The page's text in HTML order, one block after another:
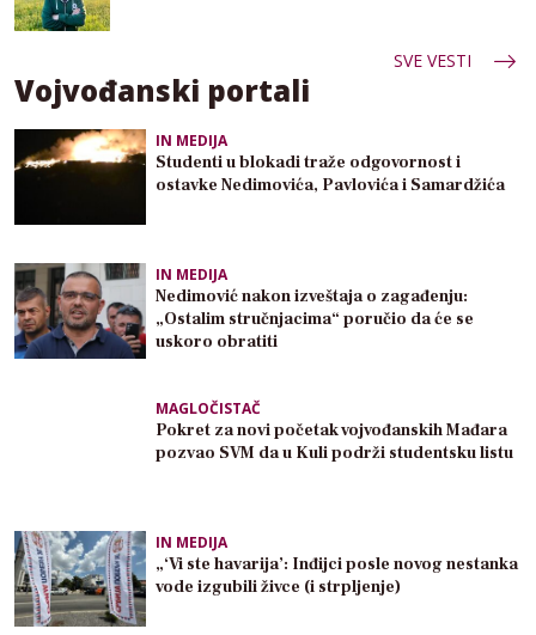
SVE VESTI
Vojvođanski portali
IN MEDIJA
Studenti u blokadi traže odgovornost i
ostavke Nedimovića, Pavlovića i Samardžića
IN MEDIJA
Nedimović nakon izveštaja o zagađenju:
„Ostalim stručnjacima“ poručio da će se
uskoro obratiti
MAGLOČISTAČ
Pokret za novi početak vojvođanskih Mađara
pozvao SVM da u Kuli podrži studentsku listu
IN MEDIJA
„‘Vi ste havarija’: Inđijci posle novog nestanka
vode izgubili živce (i strpljenje)